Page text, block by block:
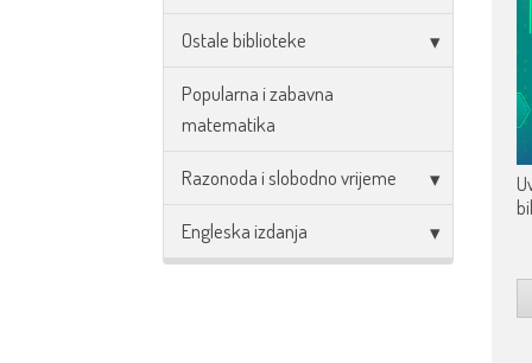
Ostale biblioteke
Popularna i zabavna
matematika
Razonoda i slobodno vrijeme
Engleska izdanja